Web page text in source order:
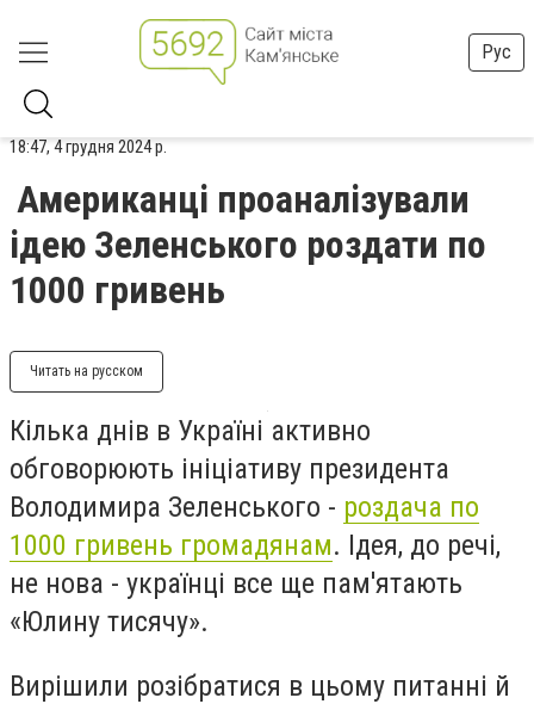
Рус
18:47, 4 грудня 2024 р.
Американці проаналізували
ідею Зеленського роздати по
1000 гривень
Читать на русском
Кілька днів в Україні активно
обговорюють ініціативу президента
Володимира Зеленського - роздача по
1000 гривень громадянам. Ідея, до речі,
не нова - українці все ще пам'ятають
«Юлину тисячу».
Вирішили розібратися в цьому питанні й